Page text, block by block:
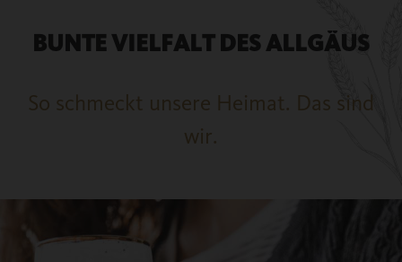
BUNTE VIELFALT DES ALLGÄUS
So schmeckt unsere Heimat. Das sind
wir.